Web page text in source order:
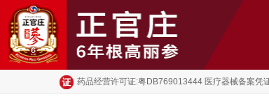
药品经营许可证:粤DB769013444 医疗器械备案凭